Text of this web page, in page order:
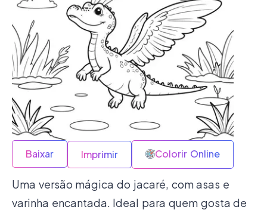
Baixar Imprimir Colorir Online
Uma versão mágica do jacaré, com asas e
varinha encantada. Ideal para quem gosta de